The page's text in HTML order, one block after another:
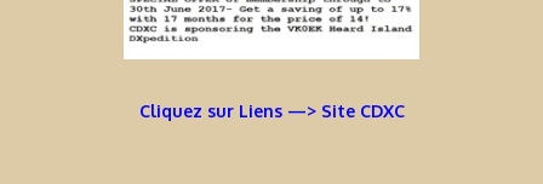
Cliquez sur Liens —> Site CDXC